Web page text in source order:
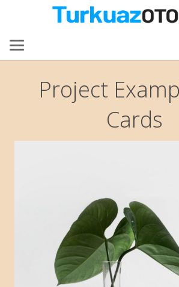
Project
Cards